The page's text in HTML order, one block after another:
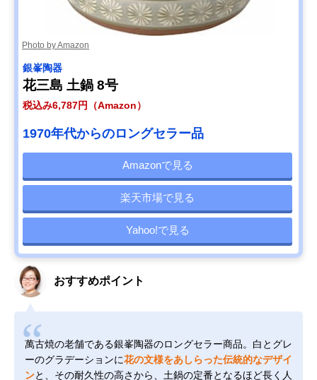
ール) IH軽量土鍋8
号 KAL0308
Photo by Amazon
銀峯陶器
花三島 土鍋 8号
税込み6,787円（Amazon）
1970年代からのロングセラー品
Amazonで見る
楽天市場で見る
Yahoo!で見る
おすすめポイント
萬古焼の老舗である銀峯陶器のロングセラー商品。白とグレ
ーのグラデーションに花の文様をあしらった伝統的なデザイ
ンと、その耐久性の高さから、土鍋の定番となるほど長く人